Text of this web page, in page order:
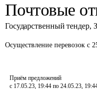
Почтовые
Государственный тендер,
Осуществление перевозок с
Приём предложений
с 17.05.23, 19:44 по 24.05.23,